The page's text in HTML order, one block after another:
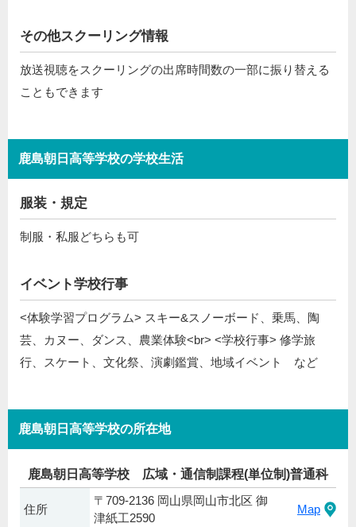
その他スクーリング情報
放送視聴をスクーリングの出席時間数の一部に振り替える
こともできます
鹿島朝日高等学校の学校生活
服装・規定
制服・私服どちらも可
イベント学校行事
<体験学習プログラム> スキー&スノーボード、乗馬、陶
芸、カヌー、ダンス、農業体験<br> <学校行事> 修学旅
行、スケート、文化祭、演劇鑑賞、地域イベント など
鹿島朝日高等学校の所在地
鹿島朝日高等学校 広域・通信制課程(単位制)普通科
住所
〒709-2136 岡山県岡山市北区 御
津紙工2590
Map